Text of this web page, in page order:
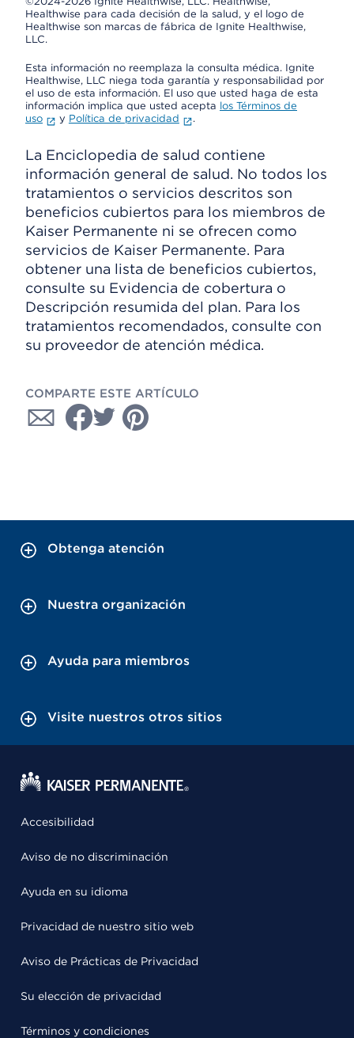
Healthwise para cada decisión de la salud, y el logo de
Healthwise son marcas de fábrica de Ignite Healthwise,
LLC.
Esta información no reemplaza la consulta médica. Ignite
Healthwise, LLC niega toda garantía y responsabilidad por
el uso de esta información. El uso que usted haga de esta
información implica que usted acepta los Términos de
uso
y Política de privacidad .
La Enciclopedia de salud contiene
información general de salud. No todos los
tratamientos o servicios descritos son
beneficios cubiertos para los miembros de
Kaiser Permanente ni se ofrecen como
servicios de Kaiser Permanente. Para
obtener una lista de beneficios cubiertos,
consulte su Evidencia de cobertura o
Descripción resumida del plan. Para los
tratamientos recomendados, consulte con
su proveedor de atención médica.
COMPARTE ESTE ARTÍCULO
Obtenga atención
Nuestra organización
Ayuda para miembros
Visite nuestros otros sitios
Accesibilidad
Aviso de no discriminación
Ayuda en su idioma
Privacidad de nuestro sitio web
Aviso de Prácticas de Privacidad
Su elección de privacidad
Términos y condiciones